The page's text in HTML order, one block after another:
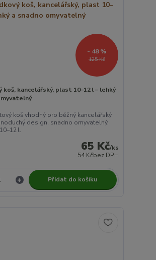
125 Kč
- 48 %
koš, kancelářský, plast 10–12 l – lehký
koš vhodný pro běžný kancelářský
design, snadno omyvatelný,
l.
65 Kč/ks
54 Kčbez DPH
Přidat do košíku